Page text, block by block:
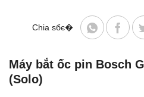
Chia sбє�
Máy bắt ốc pin Bosch
(Solo)